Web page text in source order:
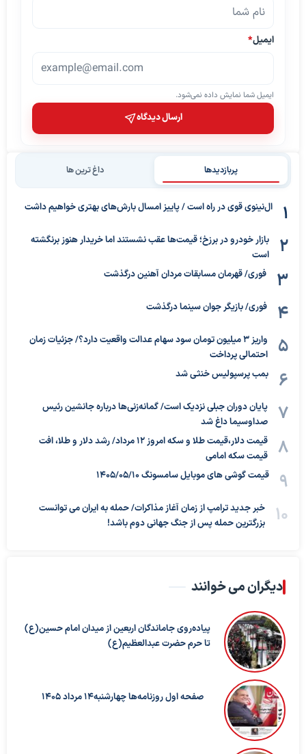
ایمیل*
ایمیل شما نمایش داده نمی‌شود.
ارسال دیدگاه
پربازدیدها داغ ترین ها
ال‌نینوی قوی در راه است / پاییز امسال بارش‌های بهتری خواهیم داشت
بازار خودرو در برزخ؛ قیمت‌ها عقب نشستند اما خریدار هنوز برنگشته
است
فوری/ قهرمان مسابقات مردان آهنین درگذشت
فوری/ بازیگر جوان سینما درگذشت
واریز ۳ میلیون تومان سود سهام عدالت واقعیت دارد؟/ جزئیات زمان
احتمالی پرداخت
بمب پرسپولیس خنثی شد
پایان دوران جبلی نزدیک است/ گمانه‌زنی‌ها درباره جانشین رئیس
صداوسیما داغ شد
قیمت دلار،قیمت طلا و سکه امروز ۱۲ مرداد/ رشد دلار و طلا، افت
قیمت سکه امامی
قیمت گوشی های موبایل سامسونگ 1405/05/10
خبر جدید ترامپ از زمان آغاز مذاکرات/ حمله به ایران می توانست
بزرگترین حمله پس از جنگ جهانی دوم باشد!
دیگران می خوانند
پیاده‌روی جاماندگان اربعین از میدان امام حسین(ع)
تا حرم حضرت عبدالعظیم(ع)
صفحه اول روزنامه‌ها چهارشنبه14 مرداد 1405